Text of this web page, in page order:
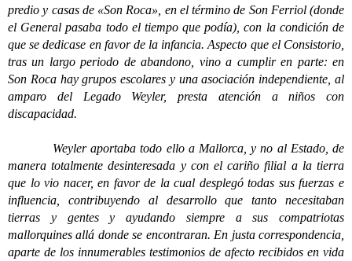
predio y casas de «Son Roca», en el término de Son Ferriol (donde
el General pasaba todo el tiempo que podía), con la condición de
que se dedicase en favor de la infancia. Aspecto que el Consistorio,
tras un largo periodo de abandono, vino a cumplir en parte: en
Son Roca hay grupos escolares y una asociación independiente, al
amparo del Legado Weyler, presta atención a niños con
discapacidad.
Weyler aportaba todo ello a Mallorca, y no al Estado, de
manera totalmente desinteresada y con el cariño filial a la tierra
que lo vio nacer, en favor de la cual desplegó todas sus fuerzas e
influencia, contribuyendo al desarrollo que tanto necesitaban
tierras y gentes y ayudando siempre a sus compatriotas
mallorquines allá donde se encontraran. En justa correspondencia,
aparte de los innumerables testimonios de afecto recibidos en vida